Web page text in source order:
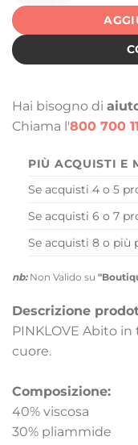
Hai bisogno di
Chiama l'800 700
PIÙ ACQUISTI E
Se acquisti 4 o 5
Se acquisti 6 o 7
Se acquisti 8 o
nb:Non Valido su
Descrizione
PINKLOVE Abito
cuore.
Composizione:
40% viscosa
30% pliammide